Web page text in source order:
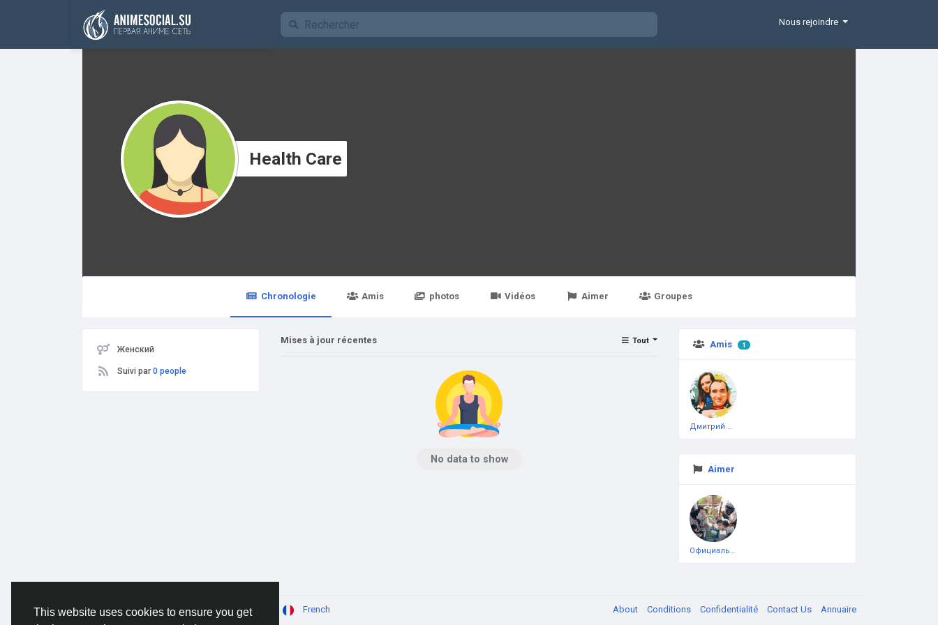
This website uses cookies to ensure you get
Funding
Nous rejoindre
Health Care
Chronologie Amis photos Vidéos Aimer Groupes
Женский
Suivi par 0 people
Amis 1
Дмитрий Чеботарёв
Aimer
Официальная тестовая страница
Mises à jour récentes Tout
No data to show
© 2026 AnimeSocial.SU - Первая аниме сеть! French About Conditions Confidentialité Contact Us Annuaire